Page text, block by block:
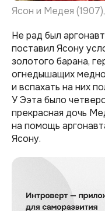
Ясон и Медея
Не рад был
поставил Ясону
золотого барана,
огнедышащих
и вспахать на них
У Ээта было
прекрасная дочь
на помощь
Ясону.